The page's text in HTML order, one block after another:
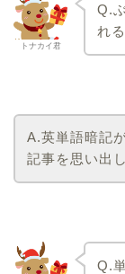
トナカイ君
Q.
れ
A.英単語暗記
記事を思い出
Q.